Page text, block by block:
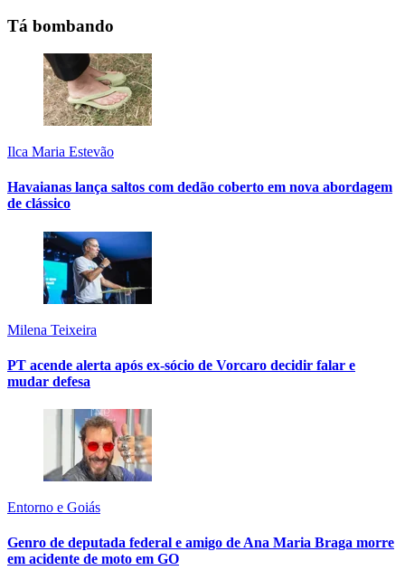
Tá bombando
Ilca Maria Estevão
Havaianas lança saltos com dedão coberto em nova abordagem
de clássico
Milena Teixeira
PT acende alerta após ex-sócio de Vorcaro decidir falar e
mudar defesa
Entorno e Goiás
Genro de deputada federal e amigo de Ana Maria Braga morre
em acidente de moto em GO